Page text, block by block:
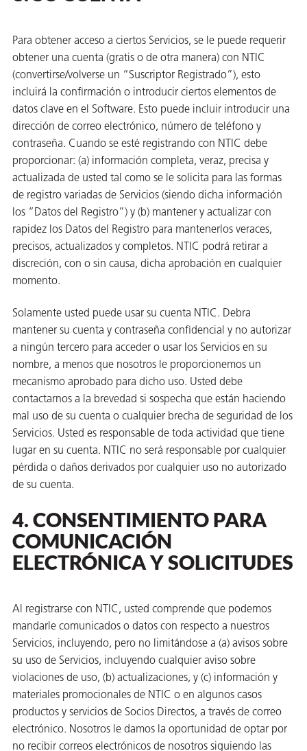
Para obtener acceso a ciertos Servicios, se le puede requerir
obtener una cuenta (gratis o de otra manera) con NTIC
(convertirse/volverse un “Suscriptor Registrado”), esto
incluirá la confirmación o introducir ciertos elementos de
datos clave en el Software. Esto puede incluir introducir una
dirección de correo electrónico, número de teléfono y
contraseña. Cuando se esté registrando con NTIC debe
proporcionar: (a) información completa, veraz, precisa y
actualizada de usted tal como se le solicita para las formas
de registro variadas de Servicios (siendo dicha información
los “Datos del Registro”) y (b) mantener y actualizar con
rapidez los Datos del Registro para mantenerlos veraces,
precisos, actualizados y completos. NTIC podrá retirar a
discreción, con o sin causa, dicha aprobación en cualquier
momento.
Solamente usted puede usar su cuenta NTIC. Debra
mantener su cuenta y contraseña confidencial y no autorizar
a ningún tercero para acceder o usar los Servicios en su
nombre, a menos que nosotros le proporcionemos un
mecanismo aprobado para dicho uso. Usted debe
contactarnos a la brevedad si sospecha que están haciendo
mal uso de su cuenta o cualquier brecha de seguridad de los
Servicios. Usted es responsable de toda actividad que tiene
lugar en su cuenta. NTIC no será responsable por cualquier
pérdida o daños derivados por cualquier uso no autorizado
de su cuenta.
4. CONSENTIMIENTO PARA
COMUNICACIÓN
ELECTRÓNICA Y SOLICITUDES
Al registrarse con NTIC, usted comprende que podemos
mandarle comunicados o datos con respecto a nuestros
Servicios, incluyendo, pero no limitándose a (a) avisos sobre
su uso de Servicios, incluyendo cualquier aviso sobre
violaciones de uso, (b) actualizaciones, y (c) información y
materiales promocionales de NTIC o en algunos casos
productos y servicios de Socios Directos, a través de correo
electrónico. Nosotros le damos la oportunidad de optar por
no recibir correos electrónicos de nosotros siguiendo las